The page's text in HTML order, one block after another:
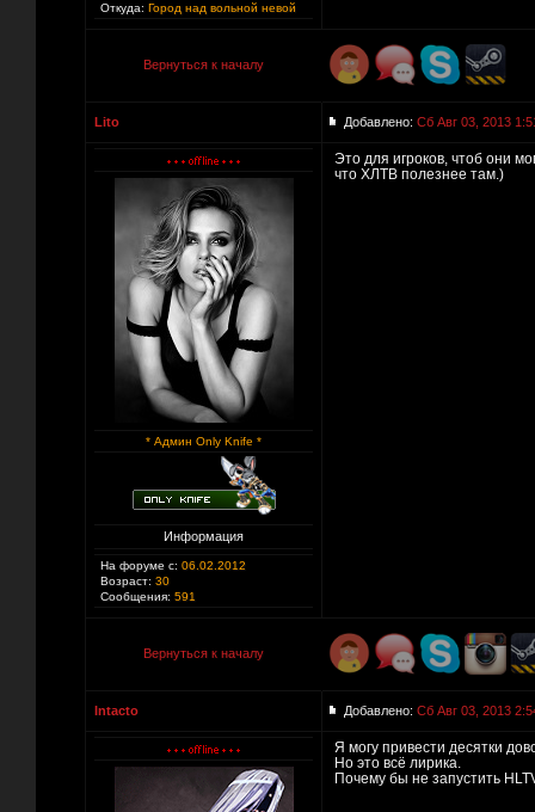
Откуда: Город над вольной невой
Вернуться к началу
Lito Добавлено: Сб Авг 03, 2013
* Админ Only Knife *
Информация
На форуме с: 06.02.2012
Возраст: 30
Сообщения: 591
Это для игроков, чтоб они
что ХЛТВ полезнее там.)
Вернуться к началу
Intacto Добавлено: Сб Авг 03, 2013
Я могу привести десятки
Но это всё лирика.
Почему бы не запустить